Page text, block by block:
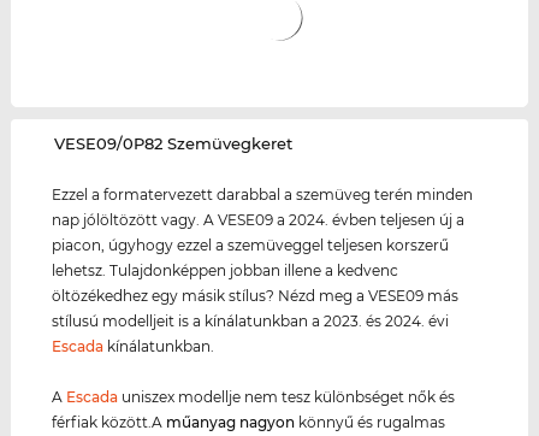
‌VESE09/0P82 Szemüvegkeret
Ezzel a formatervezett darabbal a szemüveg terén minden
nap jólöltözött vagy. A VESE09 a 2024. évben teljesen új a
piacon, úgyhogy ezzel a szemüveggel teljesen korszerű
lehetsz. Tulajdonképpen jobban illene a kedvenc
öltözékedhez egy másik stílus? Nézd meg a VESE09 más
stílusú modelljeit is a kínálatunkban a 2023. és 2024. évi
Escada kínálatunkban.
A Escada uniszex modellje nem tesz különbséget nők és
férfiak között.A műanyag nagyon könnyű és rugalmas